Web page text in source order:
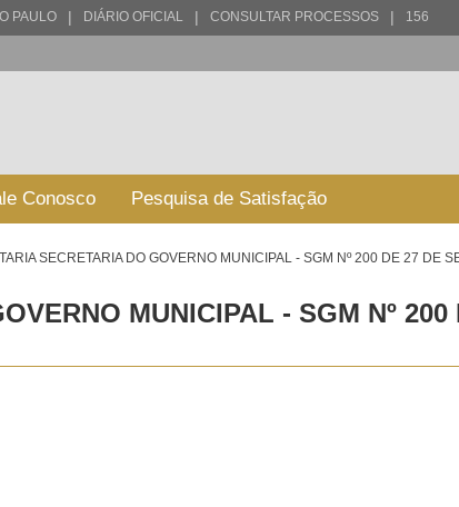
PAULO | DIÁRIO OFICIAL | CONSULTAR PROCESSOS | 156
Conosco Pesquisa de Satisfação
SECRETARIA DO GOVERNO MUNICIPAL - SGM Nº 200 DE 27 DE
MUNICIPAL - SGM Nº